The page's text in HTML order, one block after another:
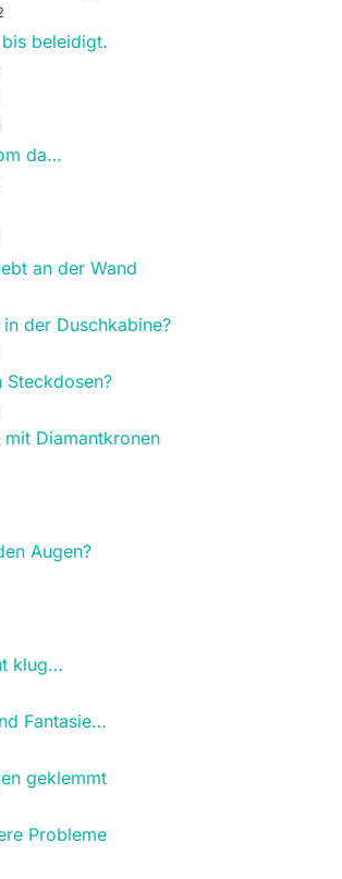
beleidigt.
da…
an der Wand
der Duschkabine?
Diamantkronen
Augen?
klug…
Fantasie…
geklemmt
Probleme